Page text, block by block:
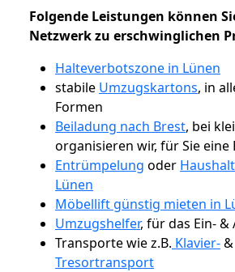
Folgende Leistungen können
Netzwerk zu erschwinglichen
Halteverbotszone in Lünen
stabile Umzugskartons, in
Formen
Beiladung nach Brest, bei
organisieren wir, für Sie eine
Entrümpelung oder
Lünen
Möbellift günstig mieten in
Umzugshelfer, für das Ein- &
Transporte wie z.B. Klavier-&
Tresortransport